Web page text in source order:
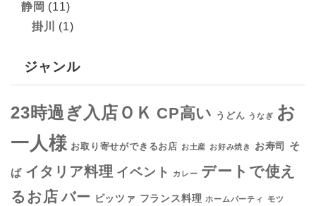
静岡 (11)
掛川
(1)
ジャンル
23時過ぎ入店ＯＫ CP高い うどん うなぎ お
一人様 お取り寄せができるお店 お土産 お好み焼き お寿司 そ
ば イタリア料理 イベント カレー デートで使え
るお店 バー ピッツァ フランス料理 ホームパーティ モツ